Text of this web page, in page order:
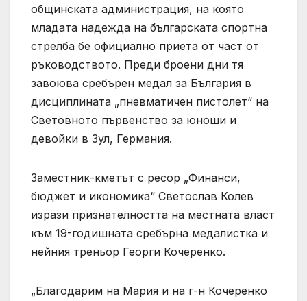
общинската администрация, на която
младата надежда на българската спортна
стрелба бе официално приета от част от
ръководството. Преди броени дни тя
завоюва сребърен медал за България в
дисциплината „пневматичен пистолет“ на
Световното първенство за юноши и
девойки в Зул, Германия.
Заместник-кметът с ресор „Финанси,
бюджет и икономика“ Светослав Колев
изрази признателността на местната власт
към 19-годишната сребърна медалистка и
нейния треньор Георги Кочеренко.
„Благодарим на Мария и на г-н Кочеренко